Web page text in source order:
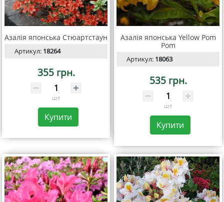
Азалія японська Стюартстаун
Артикул: 18264
355 грн.
шт
Купити
Азалія японська Yellow Pom
Pom
Артикул: 18063
535 грн.
шт
Купити